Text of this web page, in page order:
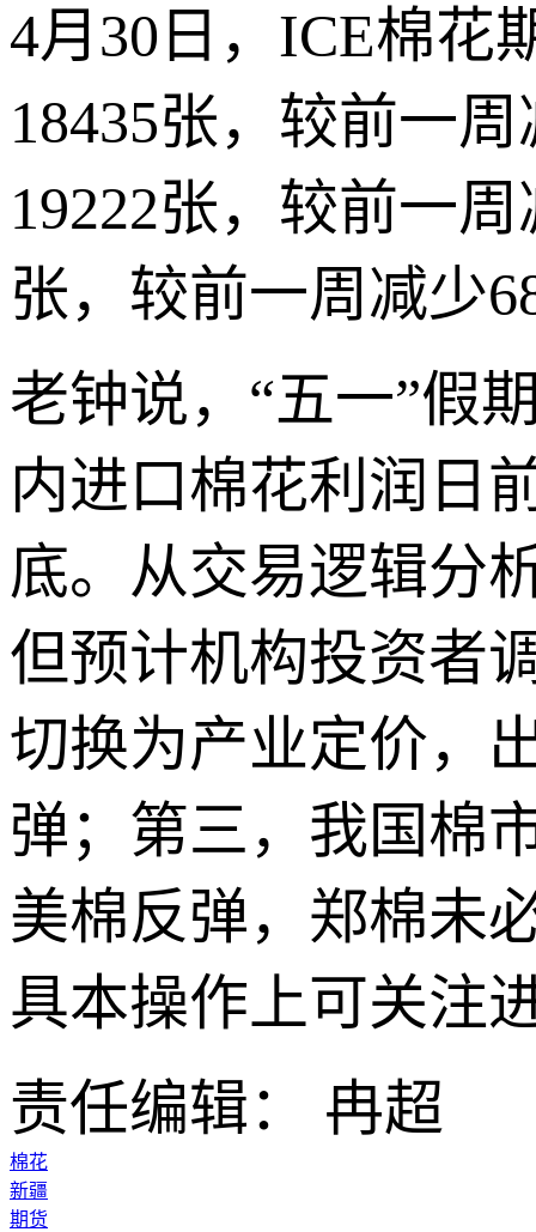
4月30日，ICE棉花
18435张，较前一
19222张，较前一
张，较前一周减少
老钟说，“五一”假
内进口棉花利润日
底。从交易逻辑分
但预计机构投资者
切换为产业定价，
弹；第三，我国棉
美棉反弹，郑棉未
具本操作上可关注
责任编辑： 冉超
棉花
新疆
期货